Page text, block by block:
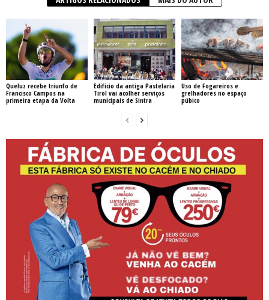
Queluz recebe triunfo de
Francisco Campos na
primeira etapa da Volta
Edifício da antiga Pastelaria
Tirol vai acolher serviços
municipais de Sintra
Uso de Fogareiros e
grelhadores no espaço
púbico